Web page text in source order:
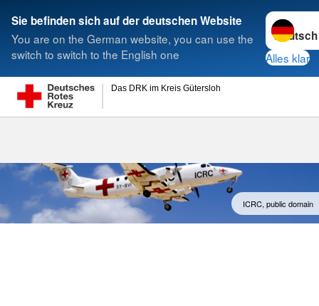
Sie befinden sich auf der deutschen Website
You are on the German website, you can use the
switch to switch to the English one
Sprache
Alles klar
Das DRK im Kreis Gütersloh
Suche
ICRC, public domain